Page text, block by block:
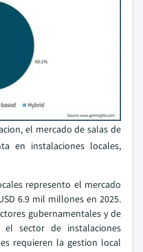
el mercado de salas de
en instalaciones locales,
represento el mercado
6.9 mil millones en 2025.
gubernamentales y de
el sector de instalaciones
requieren la gestion local